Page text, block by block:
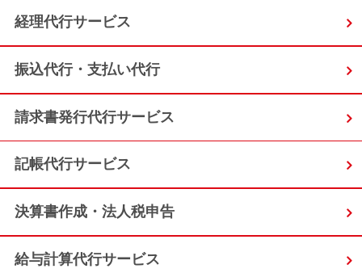
経理代行サービス
振込代行・支払い代行
請求書発行代行サービス
記帳代行サービス
決算書作成・法人税申告
給与計算代行サービス